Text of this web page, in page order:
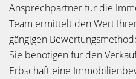
Ansprechpartner für die
Team ermittelt den Wert
gängigen
Sie benötigen für den
Erbschaft eine